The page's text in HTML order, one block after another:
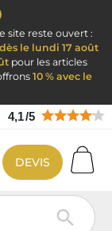
site reste ouvert :
le lundi 17 août
pour les articles
10 % avec le
4,1/5

DEVIS
de cuisine